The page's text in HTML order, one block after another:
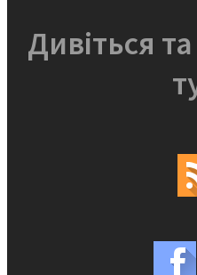
Дивіться